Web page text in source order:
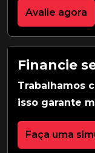
Avalie agora
Financie
Trabalhamos
isso garante
Faça uma